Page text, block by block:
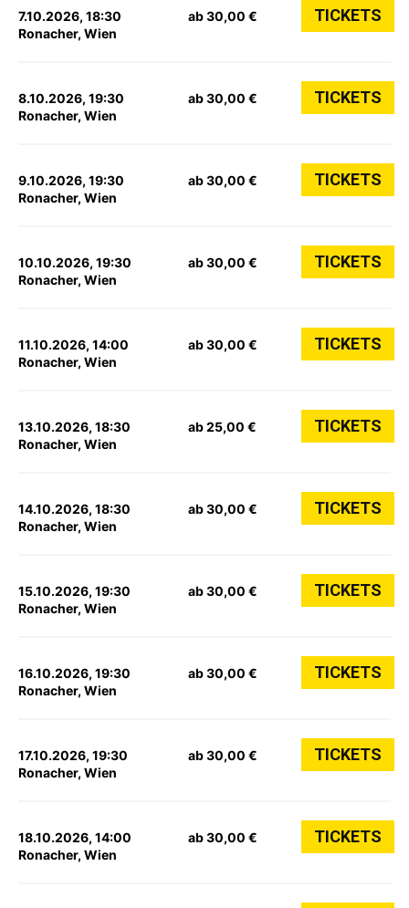
7.10.2026, 18:30
Ronacher, Wien
ab 30,00 € TICKETS
8.10.2026, 19:30
Ronacher, Wien
ab 30,00 € TICKETS
9.10.2026, 19:30
Ronacher, Wien
ab 30,00 € TICKETS
10.10.2026, 19:30
Ronacher, Wien
ab 30,00 € TICKETS
11.10.2026, 14:00
Ronacher, Wien
ab 30,00 € TICKETS
13.10.2026, 18:30
Ronacher, Wien
ab 25,00 € TICKETS
14.10.2026, 18:30
Ronacher, Wien
ab 30,00 € TICKETS
15.10.2026, 19:30
Ronacher, Wien
ab 30,00 € TICKETS
16.10.2026, 19:30
Ronacher, Wien
ab 30,00 € TICKETS
17.10.2026, 19:30
Ronacher, Wien
ab 30,00 € TICKETS
18.10.2026, 14:00
Ronacher, Wien
ab 30,00 € TICKETS